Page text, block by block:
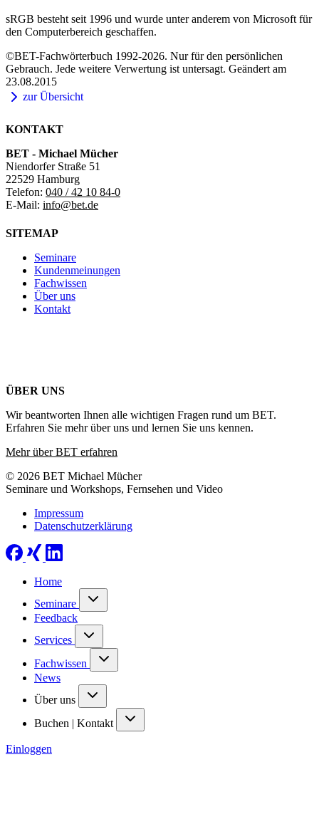
sRGB besteht seit 1996 und wurde unter anderem von Microsoft für
den Computerbereich geschaffen.
©BET-Fachwörterbuch 1992-2026. Nur für den persönlichen
Gebrauch. Jede weitere Verwertung ist untersagt. Geändert am
23.08.2015
zur Übersicht
KONTAKT
BET - Michael Mücher
Niendorfer Straße 51
22529 Hamburg
Telefon: 040 / 42 10 84-0
E-Mail: info@bet.de
SITEMAP
Seminare
Kundenmeinungen
Fachwissen
Über uns
Kontakt
ÜBER UNS
Wir beantworten Ihnen alle wichtigen Fragen rund um BET.
Erfahren Sie mehr über uns und lernen Sie uns kennen.
Mehr über BET erfahren
© 2026 BET Michael Mücher
Seminare und Workshops, Fernsehen und Video
Impressum
Datenschutzerklärung
Home
Seminare
Feedback
Services
Fachwissen
News
Über uns
Buchen | Kontakt
Einloggen